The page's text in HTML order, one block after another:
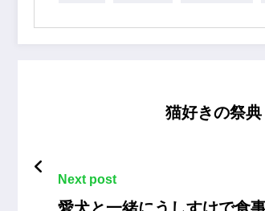
猫好きの祭
Next post